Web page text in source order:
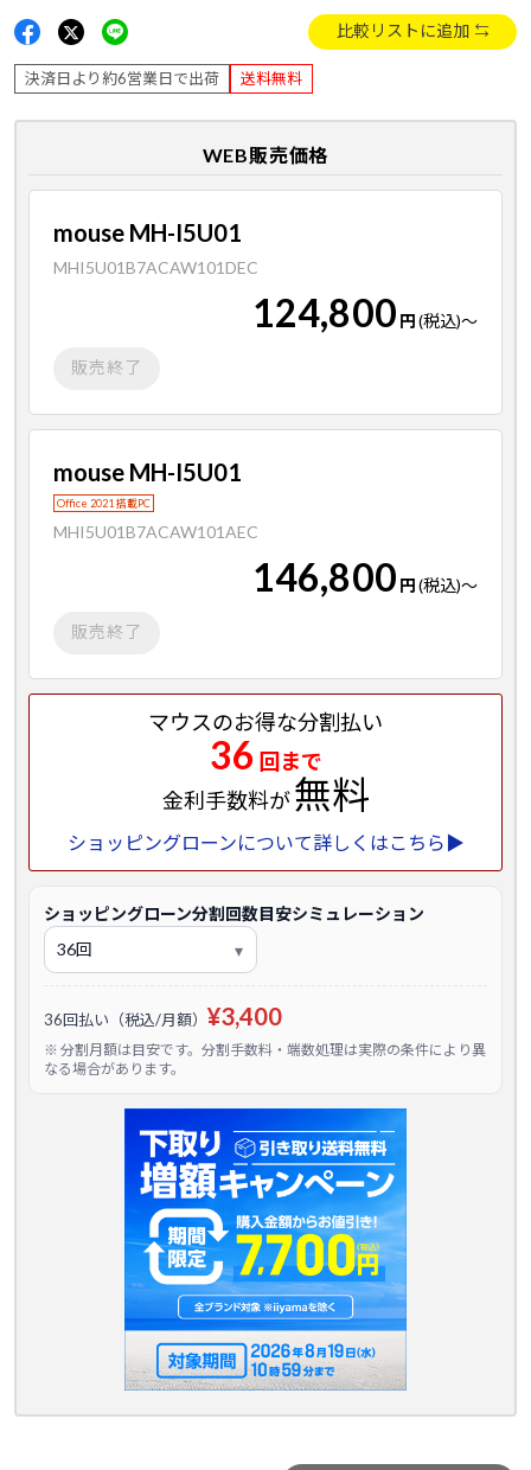
比較リストに追加
決済日より約6営業日で出荷 送料無料
WEB販売価格
mouse MH-I5U01
MHI5U01B7ACAW101DEC
124,800 円(税込)～
販売終了
mouse MH-I5U01
Office 2021 搭載PC
MHI5U01B7ACAW101AEC
146,800 円(税込)～
販売終了
マウスのお得な分割払い
36 回まで
金利手数料が無料
ショッピングローンについて詳しくはこちら▶
ショッピングローン分割回数目安シミュレーション
36回払い（税込/月額） ¥3,400
※ 分割月額は目安です。分割手数料・端数処理は実際の条件により異
なる場合があります。